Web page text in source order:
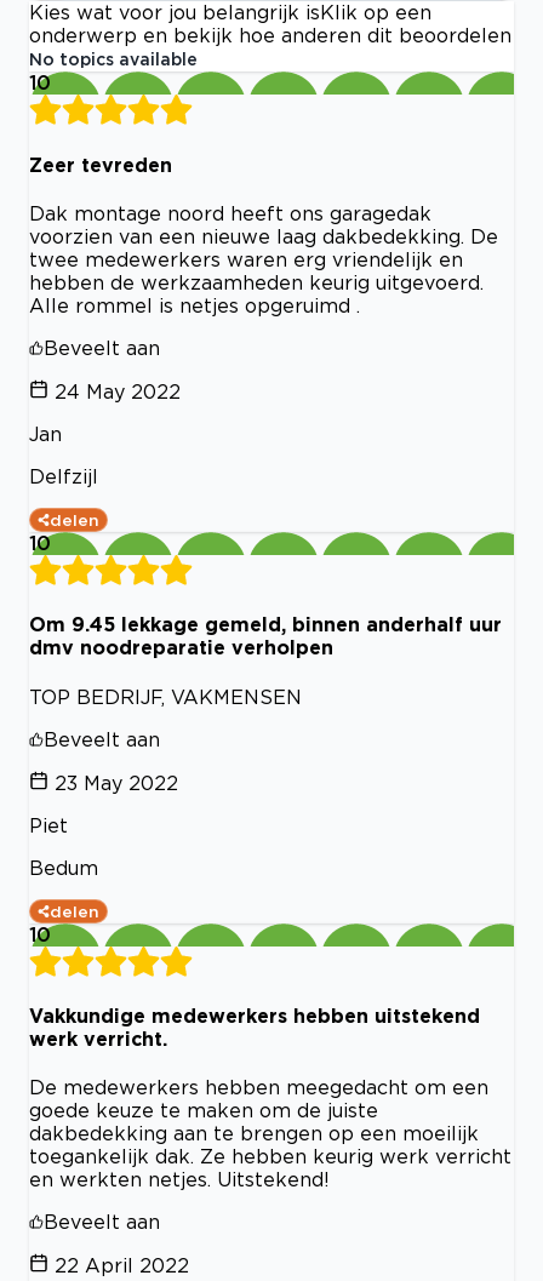
Kies wat voor jou belangrijk is Klik op een
onderwerp en bekijk hoe anderen dit beoordelen
No topics available
10
Zeer tevreden
Dak montage noord heeft ons garagedak
voorzien van een nieuwe laag dakbedekking. De
twee medewerkers waren erg vriendelijk en
hebben de werkzaamheden keurig uitgevoerd.
Alle rommel is netjes opgeruimd .
Beveelt aan
24 May 2022
Jan
Delfzijl
delen
10
Om 9.45 lekkage gemeld, binnen anderhalf uur
dmv noodreparatie verholpen
TOP BEDRIJF, VAKMENSEN
Beveelt aan
23 May 2022
Piet
Bedum
delen
10
Vakkundige medewerkers hebben uitstekend
werk verricht.
De medewerkers hebben meegedacht om een
goede keuze te maken om de juiste
dakbedekking aan te brengen op een moeilijk
toegankelijk dak. Ze hebben keurig werk verricht
en werkten netjes. Uitstekend!
Beveelt aan
22 April 2022